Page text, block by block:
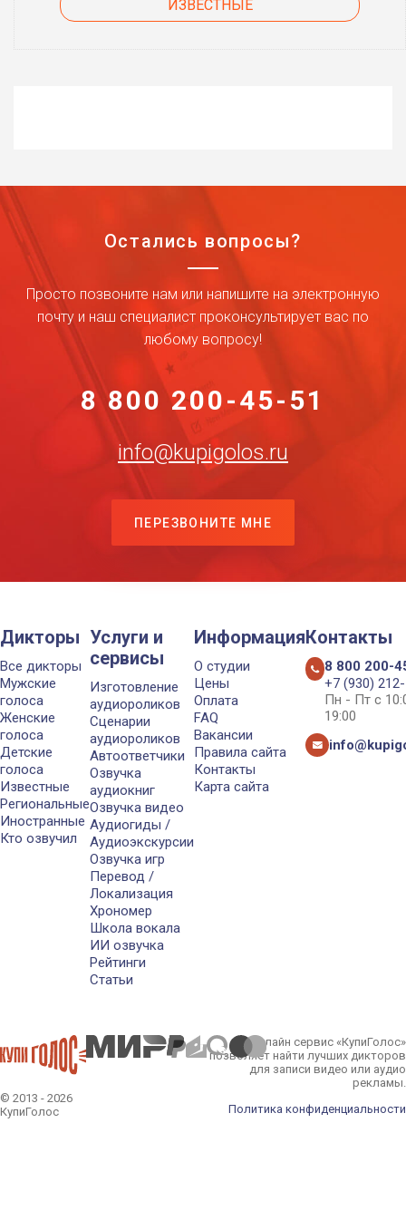
ИЗВЕСТНЫЕ
Остались вопросы?
Просто позвоните нам или напишите на электронную
почту и наш специалист проконсультирует вас по
любому вопросу!
8 800 200-45-51
info@kupigolos.ru
ПЕРЕЗВОНИТЕ МНЕ
Дикторы
Все дикторы
Мужские
голоса
Женские
голоса
Детские
голоса
Известные
Региональные
Иностранные
Кто озвучил
Услуги и
сервисы
Изготовление
аудиороликов
Сценарии
аудиороликов
Автоответчики
Озвучка
аудиокниг
Озвучка видео
Аудиогиды /
Аудиоэкскурсии
Озвучка игр
Перевод /
Локализация
Хрономер
Школа вокала
ИИ озвучка
Рейтинги
Статьи
Информация
О студии
Цены
Оплата
FAQ
Вакансии
Правила сайта
Контакты
Карта сайта
Контакты
8 800 200-
+7 (930)
Пн - Пт с
19:00
© 2013 - 2026
КупиГолос
Онлайн сервис «КупиГолос»
позволяет найти лучших дикторов
для записи видео или аудио
рекламы.
Политика конфиденциальности